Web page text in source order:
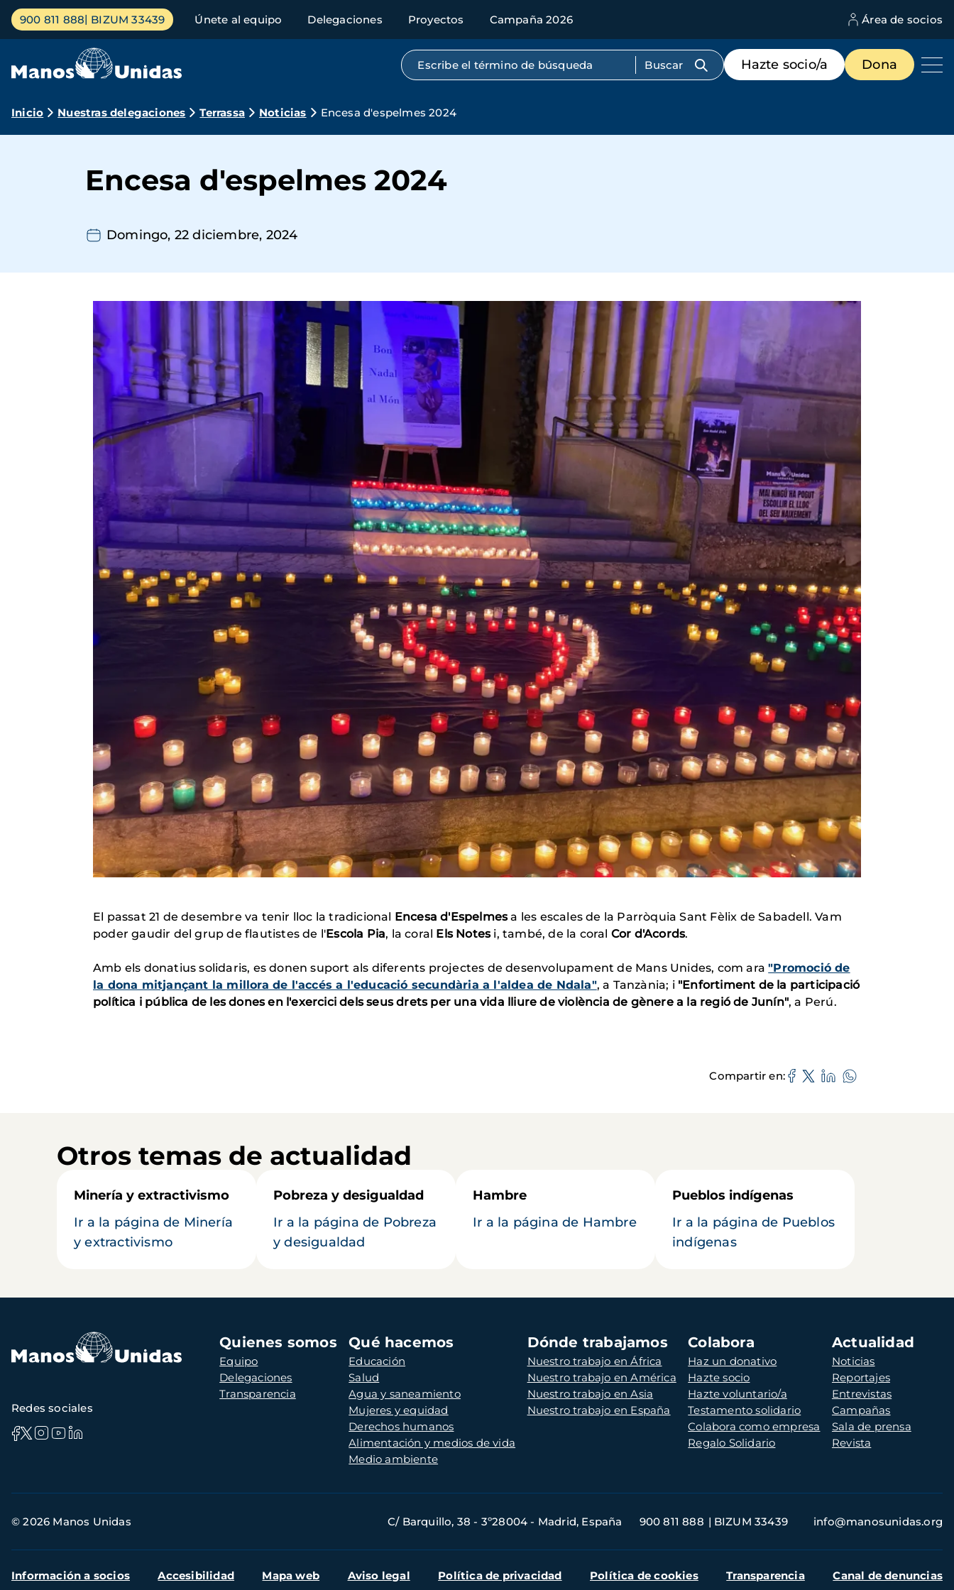
Pasar
contenido
Menú
principal
900 811 888 BIZUM 33439 Únete al equipo Delegaciones Proyectos Campaña 2026 Área de socios
Búsqueda por texto completo
Menú
de
destacados
Hazte socio/a Dona
Ruta
navegación
Inicio Nuestras delegaciones Terrassa Noticias Encesa d'espelmes 2024
Encesa d'espelmes 2024
Domingo, 22 diciembre, 2024
El passat 21 de desembre va tenir lloc la tradicional Encesa d'Espelmesa les escales de la Parròquia Sant Fèlix de Sabadell. Vam
poder gaudir del grup de flautistes de l'Escola Pia, la coral Els Notesi, també, de la coral Cor d'Acords.
Amb els donatius solidaris, es donen suport als diferents projectes de desenvolupament de Mans Unides, com ara"Promoció de
la dona mitjançant la millora de l'accés a l'educació secundària a l'aldea de Ndala", a Tanzània; i "Enfortiment de la participació
política i pública de les dones en l'exercici dels seus drets per una vida lliure de violència de gènere a la regió de Junín", a Perú.
Compartir en
Otros temas de actualidad
Minería y extractivismo
Ir a la página de Minería
y extractivismo
Pobreza y desigualdad
Ir a la página de Pobreza
y desigualdad
Hambre
Ir a la página de Hambre
Pueblos indígenas
Ir a la página de Pueblos
indígenas
Navegación
principal
Quienes somos
Equipo
Delegaciones
Transparencia
Qué hacemos
Educación
Salud
Agua y saneamiento
Mujeres y equidad
Derechos humanos
Alimentación y medios de vida
Medio ambiente
Dónde trabajamos
Nuestro trabajo en África
Nuestro trabajo en América
Nuestro trabajo en Asia
Nuestro trabajo en España
Colabora
Haz un donativo
Hazte socio
Hazte voluntario/a
Testamento solidario
Colabora como empresa
Regalo Solidario
Actualidad
Noticias
Reportajes
Entrevistas
Campañas
Sala de prensa
Revista
Redes sociales
de
© 2026 Manos Unidas C/ Barquillo, 38 - 3º28004 - Madrid, España 900 811 888 BIZUM 33439 info@manosunidas.org
Menú
Información a socios Accesibilidad Mapa web Aviso legal Política de privacidad Política de cookies Transparencia Canal de denuncias